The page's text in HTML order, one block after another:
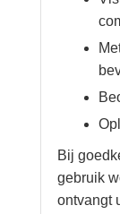
Bij
gebruik
ontvangt